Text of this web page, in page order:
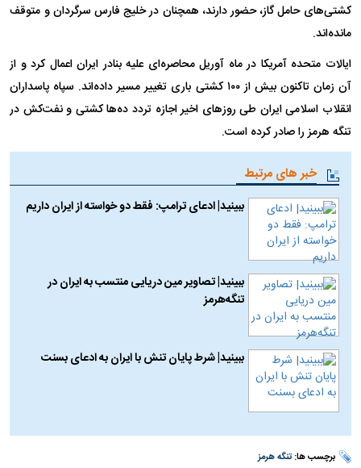
کشتی‌های حامل گاز، حضور دارند، همچنان در خلیج فارس سرگردان و متوقف
مانده‌اند.
ایالات متحده آمریکا در ماه آوریل محاصره‌ای علیه بنادر ایران اعمال کرد و از
آن زمان تاکنون بیش از ۱۰۰ کشتی باری تغییر مسیر داده‌اند. سپاه پاسداران
انقلاب اسلامی ایران طی روز‌های اخیر اجازه تردد ده‌ها کشتی و نفت‌کش در
تنگه هرمز را صادر کرده است.
خبر های مرتبط
ببینید| ادعای ترامپ: فقط دو خواسته از ایران داریم
ببینید| تصاویر مین دریایی منتسب به ایران در
تنگه‌هرمز
ببینید| شرط پایان تنش با ایران به ادعای بسنت
برچسب ها:تنگه هرمز